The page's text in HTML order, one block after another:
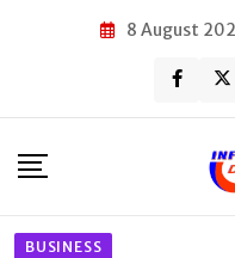
8 August
BUSINESS